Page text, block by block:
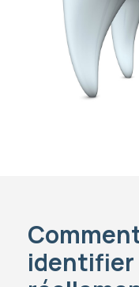
identifier